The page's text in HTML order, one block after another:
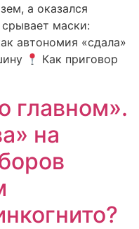
а оказался
маски:
автономия «сдала»
Как приговор
главном».
на